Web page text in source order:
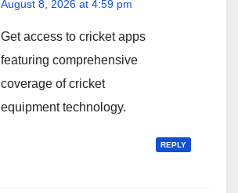
August 8, 2026 at 4:59 pm
Get access to cricket apps
featuring comprehensive
coverage of cricket
equipment technology.
REPLY